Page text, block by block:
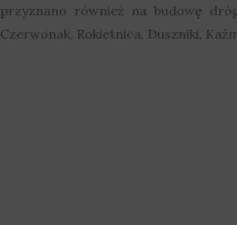
przyznano również na budowę
Czerwonak, Rokietnica, Duszniki,